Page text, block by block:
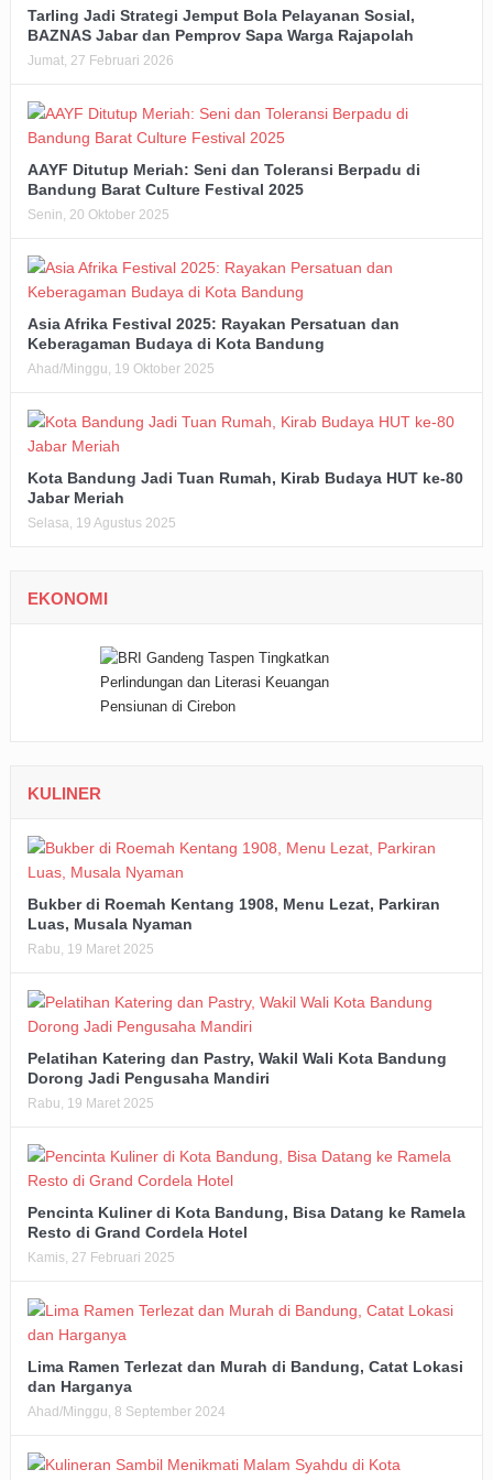
Tarling Jadi Strategi Jemput Bola Pelayanan Sosial,
BAZNAS Jabar dan Pemprov Sapa Warga Rajapolah
Jumat, 27 Februari 2026
AAYF Ditutup Meriah: Seni dan Toleransi Berpadu di
Bandung Barat Culture Festival 2025
Senin, 20 Oktober 2025
Asia Afrika Festival 2025: Rayakan Persatuan dan
Keberagaman Budaya di Kota Bandung
Ahad/Minggu, 19 Oktober 2025
Kota Bandung Jadi Tuan Rumah, Kirab Budaya HUT ke-80
Jabar Meriah
Selasa, 19 Agustus 2025
EKONOMI
KULINER
Bukber di Roemah Kentang 1908, Menu Lezat, Parkiran
Luas, Musala Nyaman
Rabu, 19 Maret 2025
Pelatihan Katering dan Pastry, Wakil Wali Kota Bandung
Dorong Jadi Pengusaha Mandiri
Rabu, 19 Maret 2025
Pencinta Kuliner di Kota Bandung, Bisa Datang ke Ramela
Resto di Grand Cordela Hotel
Kamis, 27 Februari 2025
Lima Ramen Terlezat dan Murah di Bandung, Catat Lokasi
dan Harganya
Ahad/Minggu, 8 September 2024